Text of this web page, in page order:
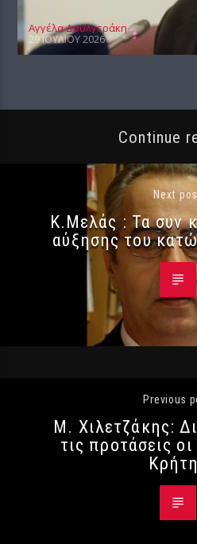
Αγγέλα Δουλγεράκη
29 ΙΟΥΛΊΟΥ 2026
Continue
Next
Κ.Μελάς : Τα συν
αύξησης του
Previous
Μ. Χιλετζάκης:
τις προτάσεις